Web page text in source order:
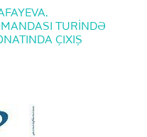
TURİNDƏ
ÇIXIŞ